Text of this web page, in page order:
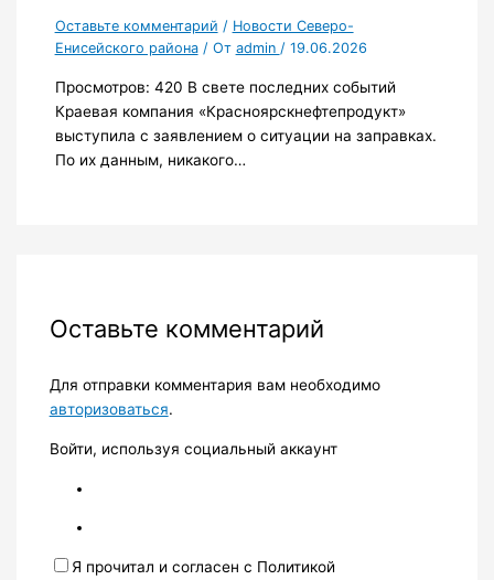
Оставьте комментарий / Новости Северо-
Енисейского района/ От admin / 19.06.2026
Просмотров: 420 В свете последних событий
Краевая компания «Красноярскнефтепродукт»
выступила с заявлением о ситуации на заправках.
По их данным, никакого…
Оставьте комментарий
Для отправки комментария вам необходимо
авторизоваться.
Войти, используя социальный аккаунт
Я прочитал и согласен с Политикой